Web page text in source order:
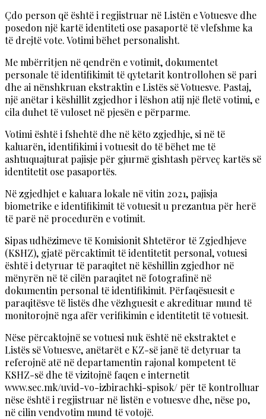
Çdo person që është i regjistruar në Listën e Votuesve dhe
posedon një kartë identiteti ose pasaportë të vlefshme ka
të drejtë vote. Votimi bëhet personalisht.
Me mbërritjen në qendrën e votimit, dokumentet
personale të identifikimit të qytetarit kontrollohen së pari
dhe ai nënshkruan ekstraktin e Listës së Votuesve. Pastaj,
një anëtar i këshillit zgjedhor i lëshon atij një fletë votimi, e
cila duhet të vuloset në pjesën e përparme.
Votimi është i fshehtë dhe në këto zgjedhje, si në të
kaluarën, identifikimi i votuesit do të bëhet me të
ashtuquajturat pajisje për gjurmë gishtash përveç kartës së
identitetit ose pasaportës.
Në zgjedhjet e kaluara lokale në vitin 2021, pajisja
biometrike e identifikimit të votuesit u prezantua për herë
të parë në procedurën e votimit.
Sipas udhëzimeve të Komisionit Shtetëror të Zgjedhjeve
(KSHZ), gjatë përcaktimit të identitetit personal, votuesi
është i detyruar të paraqitet në këshillin zgjedhor në
mënyrën në të cilën paraqitet në fotografinë në
dokumentin personal të identifikimit. Përfaqësuesit e
paraqitësve të listës dhe vëzhguesit e akredituar mund të
monitorojnë nga afër verifikimin e identitetit të votuesit.
Nëse përcaktojnë se votuesi nuk është në ekstraktet e
Listës së Votuesve, anëtarët e KZ-së janë të detyruar ta
referojnë atë në departamentin rajonal kompetent të
KSHZ-së dhe të vizitojnë faqen e internetit
www.sec.mk/uvid-vo-izbirachki-spisok/ për të kontrolluar
nëse është i regjistruar në listën e votuesve dhe, nëse po,
në cilin vendvotim mund të votojë.